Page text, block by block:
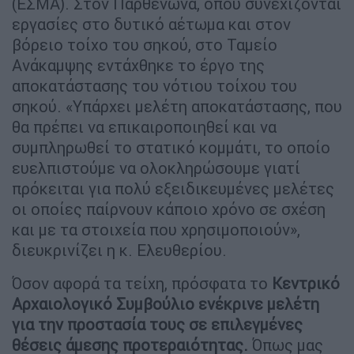
εργασίες στο δυτικό αέτωμα και στον
βόρειο τοίχο του σηκού, στο Ταμείο
Ανάκαμψης εντάχθηκε το έργο της
αποκατάστασης του νότιου τοίχου του
σηκού. «Υπάρχει μελέτη αποκατάστασης, που
θα πρέπει να επικαιροποιηθεί και να
συμπληρωθεί το στατικό κομμάτι, το οποίο
ευελπιστούμε να ολοκληρώσουμε γιατί
πρόκειται για πολύ εξειδικευμένες μελέτες
οι οποίες παίρνουν κάποιο χρόνο σε σχέση
και με τα στοιχεία που χρησιμοποιούν»,
διευκρινίζει η κ. Ελευθερίου.
Όσον αφορά τα τείχη, πρόσφατα το Κεντρικό
Αρχαιολογικό Συμβούλιο ενέκρινε μελέτη
για την προστασία τους σε επιλεγμένες
θέσεις άμεσης προτεραιότητας. Όπως μας